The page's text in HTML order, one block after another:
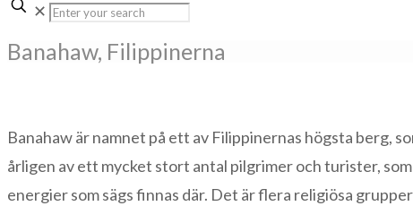
✕
Banahaw, Filippinerna
Banahaw är namnet på ett av Filippinernas högsta berg,
årligen av ett mycket stort antal pilgrimer och turister,
energier som sägs finnas där. Det är flera religiösa